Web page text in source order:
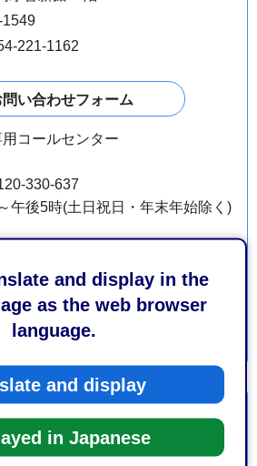
and display in the
as the web browser
language.
and display
in Japanese
1549
221-1162
コールセンター
330-637
午後5時(土日祝日・年末年始除く)
299-056
分～午後5時(土日祝日・年末年始
い